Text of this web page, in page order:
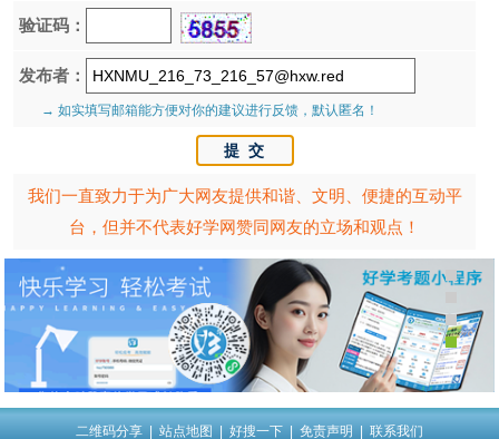
验证码：
发布者：
→ 如实填写邮箱能方便对你的建议进行反馈，默认匿名！
我们一直致力于为广大网友提供和谐、文明、便捷的互动平
台，但并不代表好学网赞同网友的立场和观点！
二维码分享 站点地图 好搜一下 免责声明 联系我们